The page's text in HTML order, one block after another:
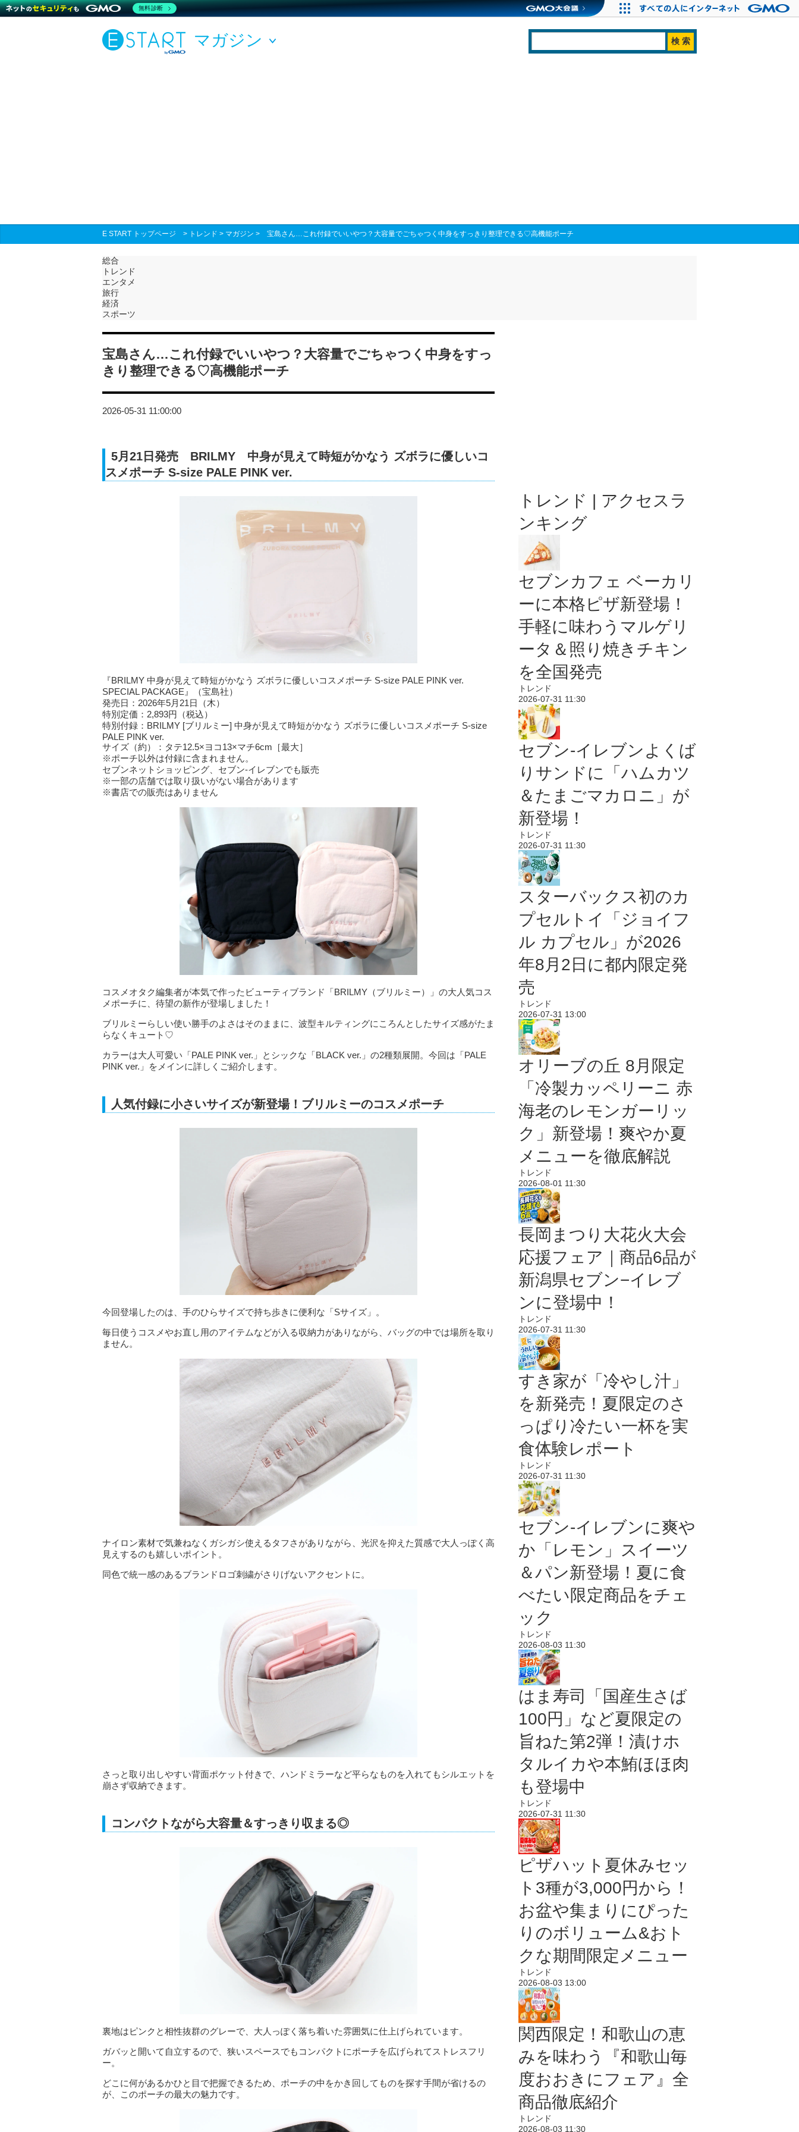
マガジン
E START トップページ > トレンド > マガジン > 宝島さん…これ付録でいいやつ？大容量でごちゃつく中身をすっきり整理できる♡高機能ポーチ
総合
トレンド
エンタメ
旅行
経済
スポーツ
宝島さん…これ付録でいいやつ？大容量でごちゃつく中身をすっ
きり整理できる♡高機能ポーチ
2026-05-31 11:00:00
5月21日発売 BRILMY 中身が見えて時短がかなう ズボラに優しいコ
スメポーチ S-size PALE PINK ver.
『BRILMY 中身が見えて時短がかなう ズボラに優しいコスメポーチ S-size PALE PINK ver.
SPECIAL PACKAGE』（宝島社）
発売日：2026年5月21日（木）
特別定価：2,893円（税込）
特別付録：BRILMY [ブリルミー] 中身が見えて時短がかなう ズボラに優しいコスメポーチ S-size
PALE PINK ver.
サイズ（約）：タテ12.5×ヨコ13×マチ6cm［最大］
※ポーチ以外は付録に含まれません。
セブンネットショッピング、セブン‐イレブンでも販売
※一部の店舗では取り扱いがない場合があります
※書店での販売はありません
コスメオタク編集者が本気で作ったビューティブランド「BRILMY（ブリルミー）」の大人気コス
メポーチに、待望の新作が登場しました！
ブリルミーらしい使い勝手のよさはそのままに、波型キルティングにころんとしたサイズ感がたま
らなくキュート♡
カラーは大人可愛い「PALE PINK ver.」とシックな「BLACK ver.」の2種類展開。今回は「PALE
PINK ver.」をメインに詳しくご紹介します。
人気付録に小さいサイズが新登場！ブリルミーのコスメポーチ
今回登場したのは、手のひらサイズで持ち歩きに便利な「Sサイズ」。
毎日使うコスメやお直し用のアイテムなどが入る収納力がありながら、バッグの中では場所を取り
ません。
ナイロン素材で気兼ねなくガシガシ使えるタフさがありながら、光沢を抑えた質感で大人っぽく高
見えするのも嬉しいポイント。
同色で統一感のあるブランドロゴ刺繍がさりげないアクセントに。
さっと取り出しやすい背面ポケット付きで、ハンドミラーなど平らなものを入れてもシルエットを
崩さず収納できます。
コンパクトながら大容量＆すっきり収まる◎
裏地はピンクと相性抜群のグレーで、大人っぽく落ち着いた雰囲気に仕上げられています。
ガバッと開いて自立するので、狭いスペースでもコンパクトにポーチを広げられてストレスフリ
ー。
どこに何があるかひと目で把握できるため、ポーチの中をかき回してものを探す手間が省けるの
が、このポーチの最大の魅力です。
トレンド | アクセスラ
ンキング
セブンカフェ ベーカリ
ーに本格ピザ新登場！
手軽に味わうマルゲリ
ータ＆照り焼きチキン
を全国発売
トレンド
2026-07-31 11:30
セブン‐イレブンよくば
りサンドに「ハムカツ
＆たまごマカロニ」が
新登場！
トレンド
2026-07-31 11:30
スターバックス初のカ
プセルトイ「ジョイフ
ル カプセル」が2026
年8月2日に都内限定発
売
トレンド
2026-07-31 13:00
オリーブの丘 8月限定
「冷製カッペリーニ 赤
海老のレモンガーリッ
ク」新登場！爽やか夏
メニューを徹底解説
トレンド
2026-08-01 11:30
長岡まつり大花火大会
応援フェア｜商品6品が
新潟県セブン−イレブ
ンに登場中！
トレンド
2026-07-31 11:30
すき家が「冷やし汁」
を新発売！夏限定のさ
っぱり冷たい一杯を実
食体験レポート
トレンド
2026-07-31 11:30
セブン‐イレブンに爽や
か「レモン」スイーツ
＆パン新登場！夏に食
べたい限定商品をチェ
ック
トレンド
2026-08-03 11:30
はま寿司「国産生さば
100円」など夏限定の
旨ねた第2弾！漬けホ
タルイカや本鮪ほほ肉
も登場中
トレンド
2026-07-31 11:30
ピザハット夏休みセッ
ト3種が3,000円から！
お盆や集まりにぴった
りのボリューム&おト
クな期間限定メニュー
トレンド
2026-08-03 13:00
関西限定！和歌山の恵
みを味わう『和歌山毎
度おおきにフェア』全
商品徹底紹介
トレンド
2026-08-03 11:30
無料診断